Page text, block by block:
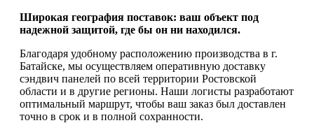
Широкая география поставок: ваш объект под
надежной защитой, где бы он ни находился.
Благодаря удобному расположению производства в г.
Батайске, мы осуществляем оперативную доставку
сэндвич панелей по всей территории Ростовской
области и в другие регионы. Наши логисты разработают
оптимальный маршрут, чтобы ваш заказ был доставлен
точно в срок и в полной сохранности.